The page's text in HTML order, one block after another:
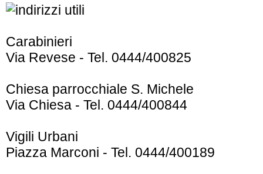
Carabinieri
Via Revese - Tel. 0444/400825
Chiesa parrocchiale S. Michele
Via Chiesa - Tel. 0444/400844
Vigili Urbani
Piazza Marconi - Tel. 0444/400189